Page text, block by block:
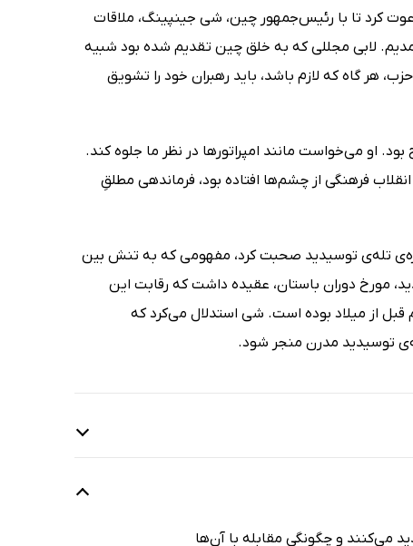
دعوت کرد تا با رئیس‌جمهور چین، شی جینپینگ، ملاقات
لابی مجللی که به خلق چین تقدیم شده بود شبیه
هر گاه که لازم باشد، باید رهبران خود را تشویق
او می‌خواست مانند امپراتورها در نظر ما جلوه کند.
فرهنگی از چشم‌ها افتاده بود، فرماندهی مطلقِ
تله‌ی توسیدید صحبت کرد، مفهومی که به تنش بین
مورخ دوران باستان، عقیده داشت که رقابت این
قبل از میلاد بوده است. شی استدلال می‌کرد که
توسیدید مدرن منجر شود.
می‌کنند و چگونگی مقابله با آن‌ها